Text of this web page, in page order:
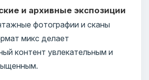
и архивные экспозиции
фотографии и сканы
микс делает
контент увлекательным и